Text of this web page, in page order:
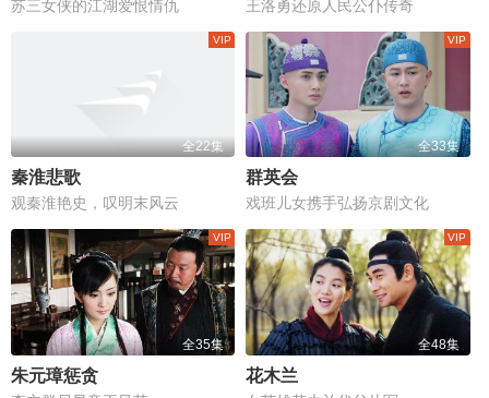
苏三女侠的江湖爱恨情仇 王洛勇还原人民公仆传奇
全22集
秦淮悲歌
观秦淮艳史，叹明末风云
全33集
群英会
戏班儿女携手弘扬京剧文化
全35集
朱元璋惩贪
全48集
花木兰